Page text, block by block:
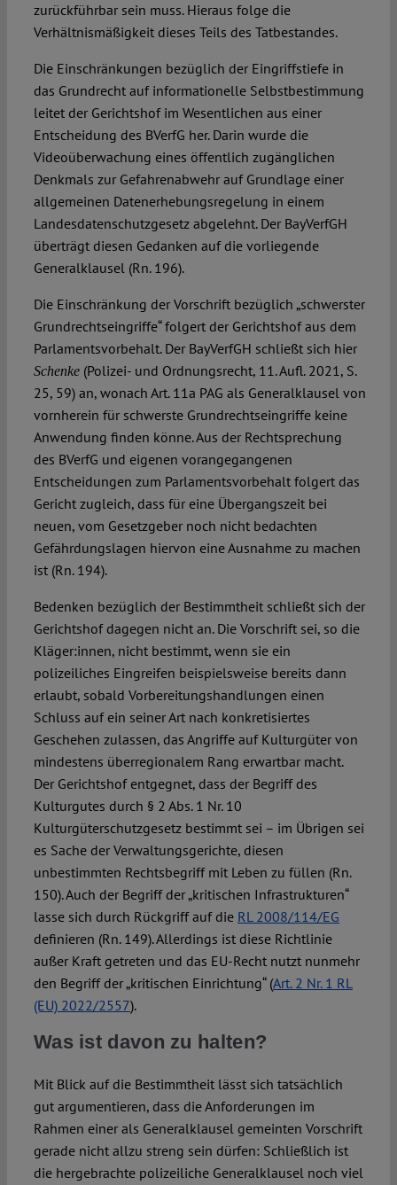
zurückführbar sein muss. Hieraus folge die
Verhältnismäßigkeit dieses Teils des Tatbestandes.
Die Einschränkungen bezüglich der Eingriffstiefe in
das Grundrecht auf informationelle Selbstbestimmung
leitet der Gerichtshof im Wesentlichen aus einer
Entscheidung des BVerfG her. Darin wurde die
Videoüberwachung eines öffentlich zugänglichen
Denkmals zur Gefahrenabwehr auf Grundlage einer
allgemeinen Datenerhebungsregelung in einem
Landesdatenschutzgesetz abgelehnt. Der BayVerfGH
überträgt diesen Gedanken auf die vorliegende
Generalklausel (Rn. 196).
Die Einschränkung der Vorschrift bezüglich „schwerster
Grundrechtseingriffe“ folgert der Gerichtshof aus dem
Parlamentsvorbehalt. Der BayVerfGH schließt sich hier
Schenke(Polizei- und Ordnungsrecht, 11. Aufl. 2021, S.
25, 59) an, wonach Art. 11a PAG als Generalklausel von
vornherein für schwerste Grundrechtseingriffe keine
Anwendung finden könne. Aus der Rechtsprechung
des BVerfG und eigenen vorangegangenen
Entscheidungen zum Parlamentsvorbehalt folgert das
Gericht zugleich, dass für eine Übergangszeit bei
neuen, vom Gesetzgeber noch nicht bedachten
Gefährdungslagen hiervon eine Ausnahme zu machen
ist (Rn. 194).
Bedenken bezüglich der Bestimmtheit schließt sich der
Gerichtshof dagegen nicht an. Die Vorschrift sei, so die
Kläger:innen, nicht bestimmt, wenn sie ein
polizeiliches Eingreifen beispielsweise bereits dann
erlaubt, sobald Vorbereitungshandlungen einen
Schluss auf ein seiner Art nach konkretisiertes
Geschehen zulassen, das Angriffe auf Kulturgüter von
mindestens überregionalem Rang erwartbar macht.
Der Gerichtshof entgegnet, dass der Begriff des
Kulturgutes durch § 2 Abs. 1 Nr. 10
Kulturgüterschutzgesetz bestimmt sei – im Übrigen sei
es Sache der Verwaltungsgerichte, diesen
unbestimmten Rechtsbegriff mit Leben zu füllen (Rn.
150). Auch der Begriff der „kritischen Infrastrukturen“
lasse sich durch Rückgriff auf die RL 2008/114/EG
definieren (Rn. 149). Allerdings ist diese Richtlinie
außer Kraft getreten und das EU-Recht nutzt nunmehr
den Begriff der „kritischen Einrichtung“ (Art. 2 Nr. 1 RL
(EU) 2022/2557).
Was ist davon zu halten?
Mit Blick auf die Bestimmtheit lässt sich tatsächlich
gut argumentieren, dass die Anforderungen im
Rahmen einer als Generalklausel gemeinten Vorschrift
gerade nicht allzu streng sein dürfen: Schließlich ist
die hergebrachte polizeiliche Generalklausel noch viel